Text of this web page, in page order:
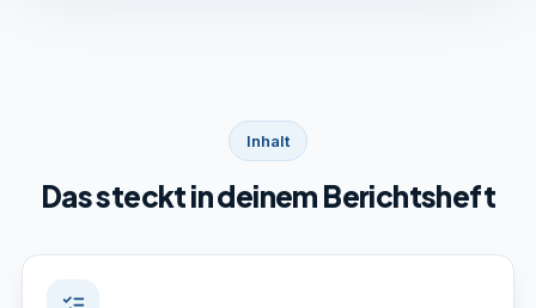
Inhalt
Das steckt in deinem Berichtsheft